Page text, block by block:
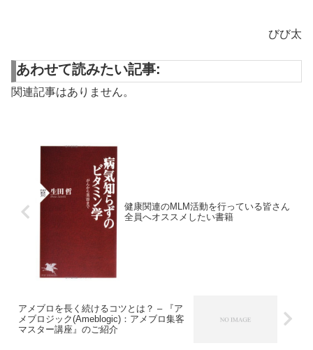
びび太
あわせて読みたい記事:
関連記事はありません。
健康関連のMLM活動を行っている皆さん
全員へオススメしたい書籍
アメブロを長く続けるコツとは？ – 『ア
メブロジック(Ameblogic)：アメブロ集客
マスター講座』のご紹介